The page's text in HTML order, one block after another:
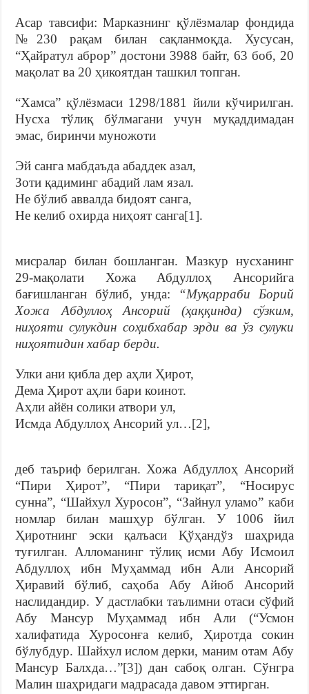
Асар тавсифи: Марказнинг қўлёзмалар фондида
№230 рақам билан сақланмоқда. Хусусан,
“Ҳайратул аброр” достони 3988 байт, 63 боб, 20
мақолат ва 20 ҳикоятдан ташкил топган.
“Хамса” қўлёзмаси 1298/1881 йили кўчирилган.
Нусха тўлиқ бўлмагани учун муқаддимадан
эмас, биринчи муножоти
Эй санга мабдаъда абаддек азал,
Зоти қадиминг абадий лам язал.
Не бўлиб аввалда бидоят санга,
Не келиб охирда ниҳоят санга[1].
мисралар билан бошланган. Мазкур нусханинг
29-мақолати Хожа Абдуллоҳ Ансорийга
бағишланган бўлиб, унда:
“Муқарраби Борий
Хожа Абдуллоҳ Ансорий (ҳаққинда) сўзким,
ниҳояти сулукдин соҳибхабар эрди ва ўз сулуки
ниҳоятидин хабар берди.
Улки ани қибла дер аҳли Ҳирот,
Дема Ҳирот аҳли бари коинот.
Аҳли айён солики атвори ул,
Исмда Абдуллоҳ Ансорий ул…[2],
деб таъриф берилган. Хожа Абдуллоҳ Ансорий
“Пири Ҳирот”, “Пири тариқат”, “Носирус
сунна”, “Шайхул Хуросон”, “Зайнул уламо” каби
номлар билан машҳур бўлган. У 1006 йил
Ҳиротнинг эски қалъаси Қўҳандўз шаҳрида
туғилган. Алломанинг тўлиқ исми Абу Исмоил
Абдуллоҳ ибн Муҳаммад ибн Али Ансорий
Ҳиравий бўлиб, саҳоба Абу Айюб Ансорий
наслидандир. У дастлабки таълимни отаси сўфий
Абу Мансур Муҳаммад ибн Али (“Усмон
халифатида Хуросонға келиб, Ҳиротда сокин
бўлубдур. Шайхул ислом дерки, маним отам Абу
Мансур Балхда…”[3]) дан сабоқ олган. Сўнгра
Малин шаҳридаги мадрасада давом эттирган.